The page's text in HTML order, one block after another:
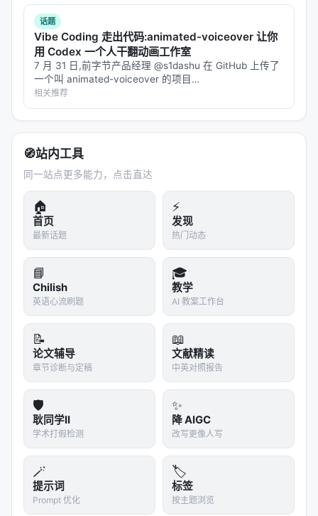
agentic search四条主线并列：
Dense：高召回、低延迟，适合第一阶段检索；
Late interaction（如 ColBERT）：精度更高但索
引更大；
Generative IR：以生成 token 或 docid 直接“生
成”文档，简化级联；
Agentic：将搜索建模为序贯决策，支持多跳与自我
反思。
时间线上，2019–2021 年 BERT 重排与 DPR 奠定神
经检索基础；2022–2023 年 RAG 与 FreshLLM 推动
检索-生成融合；2024 年起 conversational /
agentic search 与 Gen-RecSys 爆发；2025–2026
年强化学习训练搜索代理、深度研究（Deep
Research）与 GraphRAG 成为新的增长极。 论文进
一步按摘要线索展开子主题讨论，强调各路线在
数据、推理预算 可验证性 上的差异。
实验与评估范式
实验与评估部分（若原文为综述则为覆盖的基准与趋
势）通常包括：
数据集
：MS MARCO、BEIR、Natural
Questions、领域专有语料、推荐公开集等；
指标：nDCG@10、MRR、Recall@k、Hit@k、人
类偏好、任务成功率、延迟与 token 成本；
对比基线
：BM25、稠密检索、交叉编码器重排、
无检索 LLM、商业搜索 API；
话题
Vibe Coding 走出代码:animated-voiceover 让你
用 Codex 一个人干翻动画工作室
7 月 31 日,前字节产品经理 @s1dashu 在 GitHub 上传了
一个叫 animated-voiceover 的项目
(`s1dashu/animated-voiceover`,MIT 协议),把 Codex
变成了一条端到端的…
相关推荐
🧭站内工具
同一站点更多能力，点击直达
🏠
首页
最新话题
⚡
发现
热门动态
📘
Chilish
英语心流刷题
🎓
教学
AI 教案工作台
📝
论文辅导
章节诊断与定稿
📖
文献精读
中英对照报告
🛡️
耿同学II
学术打假检测
✨
降 AIGC
改写更像人写
🪄
提示词
Prompt 优化
🏷️
标签
按主题浏览